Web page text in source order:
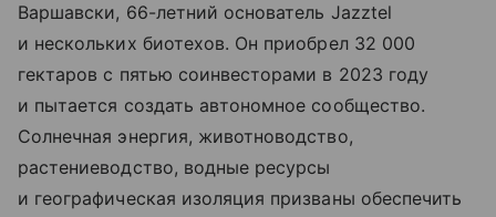
Варшавски, 66-летний основатель Jazztel
и нескольких биотехов. Он приобрел 32 000
гектаров с пятью соинвесторами в 2023 году
и пытается создать автономное сообщество.
Солнечная энергия, животноводство,
растениеводство, водные ресурсы
и географическая изоляция призваны обеспечить